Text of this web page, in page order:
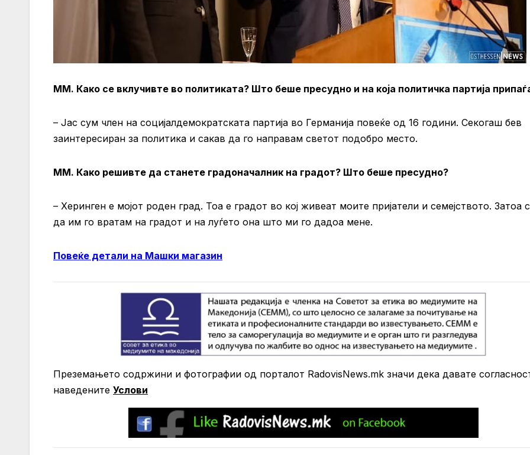
ММ. Како се вклучивте во политиката? Што беше пресудно и на која политичка партија
– Јас сум член на социјалдемократската партија во Германија повеќе од 16 години. Секогаш бев
заинтересиран за политика и сакав да го направам светот подобро место.
ММ. Како решивте да станете градоначалник на градот? Што беше пресудно?
– Херинген е мојот роден град. Тоа е градот во кој живеат моите пријатели и семејството. Затоа
да им го вратам на градот и на луѓето она што ми го дадоа мене.
Повеќе детали на Машки магазин
Преземањето содржини и фотографии од порталот RadovisNews.mk значи дека давате
нaведените Услови